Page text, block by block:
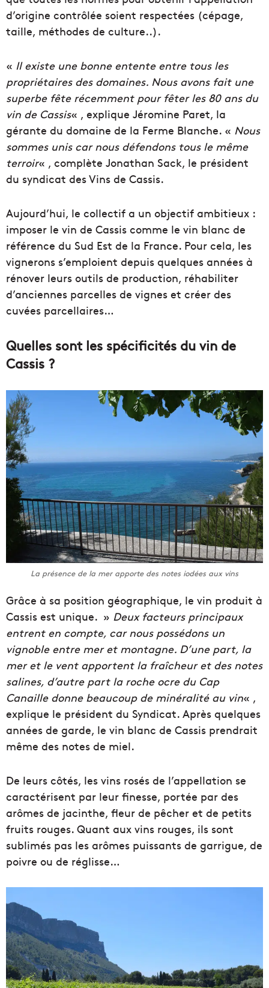
d’origine contrôlée soient respectées (cépage,
taille, méthodes de culture..).
« Il existe une bonne entente entre tous les
propriétaires des domaines. Nous avons fait une
superbe fête récemment pour fêter les 80 ans du
vin de Cassis« , explique Jéromine Paret, la
gérante du domaine de la Ferme Blanche. « Nous
sommes unis car nous défendons tous le même
terroir« , complète Jonathan Sack, le président
du syndicat des Vins de Cassis.
Aujourd’hui, le collectif a un objectif ambitieux :
imposer le vin de Cassis comme le vin blanc de
référence du Sud Est de la France. Pour cela, les
vignerons s’emploient depuis quelques années à
rénover leurs outils de production, réhabiliter
d’anciennes parcelles de vignes et créer des
cuvées parcellaires…
Quelles sont les spécificités du vin de
Cassis ?
La présence de la mer apporte des notes iodées aux vins
Grâce à sa position géographique, le vin produit à
Cassis est unique. » Deux facteurs principaux
entrent en compte, car nous possédons un
vignoble entre mer et montagne. D’une part, la
mer et le vent apportent la fraîcheur et des notes
salines, d’autre part la roche ocre du Cap
Canaille donne beaucoup de minéralité au vin« ,
explique le président du Syndicat. Après quelques
années de garde, le vin blanc de Cassis prendrait
même des notes de miel.
De leurs côtés, les vins rosés de l’appellation se
caractérisent par leur finesse, portée par des
arômes de jacinthe, fleur de pêcher et de petits
fruits rouges. Quant aux vins rouges, ils sont
sublimés pas les arômes puissants de garrigue, de
poivre ou de réglisse…